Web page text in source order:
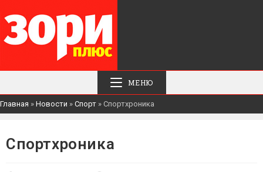
МЕНЮ
Главная » Новости » Спорт » Спортхроника
Спортхроника